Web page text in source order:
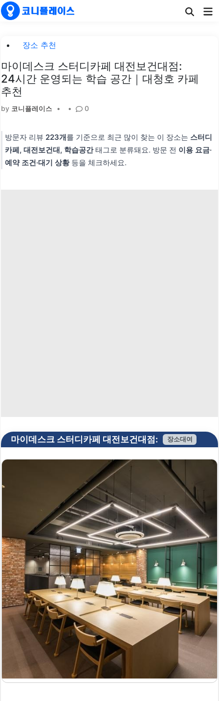
Skip
to
Posted장소 추천
마이데스크 스터디카페 대전보건대점:
24시간 운영되는 학습 공간｜대청호 카페
추천
by 코니플레이스 • • 0
방문자 리뷰 223개를 기준으로 최근 많이 찾는 이 장소는 스터디
카페, 대전보건대, 학습공간태그로 분류돼요. 방문 전 이용 요금·
예약 조건·대기 상황등을 체크하세요.
마이데스크 스터디카페 대전보건대점: 장소대여